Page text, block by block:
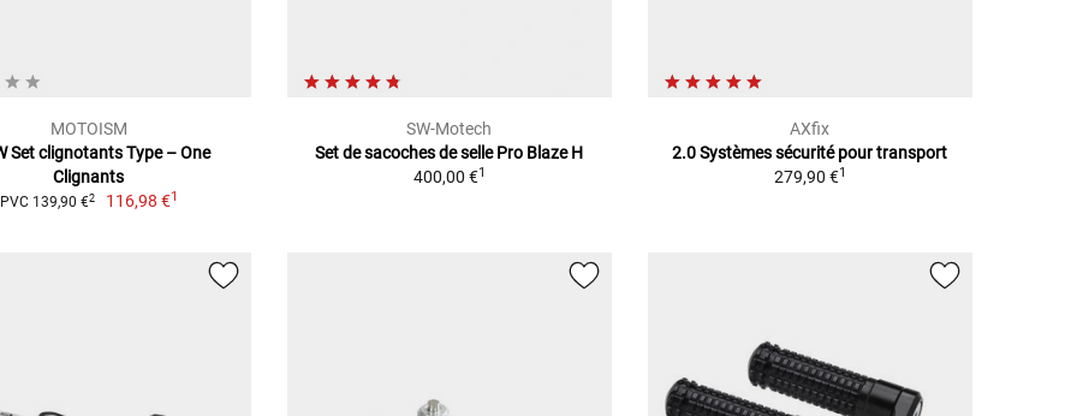
MOTOISM
Set clignotants Type – One
Clignants
PVC 139,90 €2 116,98 €1
SW-Motech
Set de sacoches de selle Pro Blaze H
400,00 €1
AXfix
2.0 Systèmes sécurité pour transport
279,90 €1